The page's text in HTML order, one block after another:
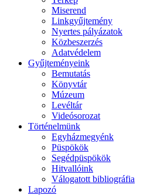
Miserend
Linkgyűjtemény
Nyertes pályázatok
Közbeszerzés
Adatvédelem
Gyűjteményeink
Bemutatás
Könyvtár
Múzeum
Levéltár
Videósorozat
Történelmünk
Egyházmegyénk
Püspökök
Segédpüspökök
Hitvallóink
Válogatott bibliográfia
Lapozó